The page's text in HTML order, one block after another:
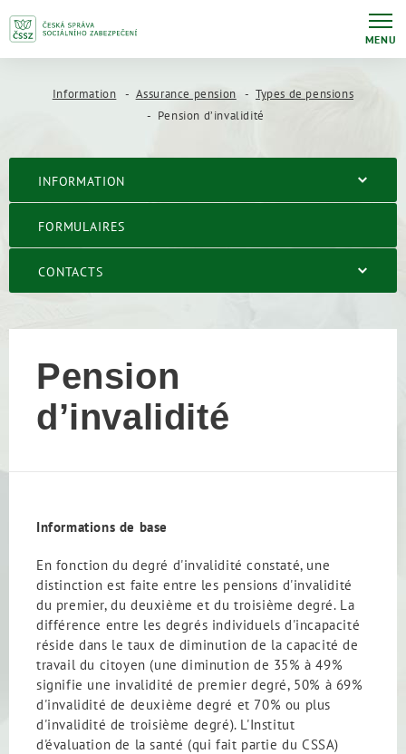
MENU
Information Assurance pension
Types de pensions
Pension d’invalidité
INFORMATION
FORMULAIRES
CONTACTS
Pension
d’invalidité
Informations de base
En fonction du degré d'invalidité constaté, une
distinction est faite entre les pensions d'invalidité
du premier, du deuxième et du troisième degré. La
différence entre les degrés individuels d'incapacité
réside dans le taux de diminution de la capacité de
travail du citoyen (une diminution de 35% à 49%
signifie une invalidité de premier degré, 50% à 69%
d'invalidité de deuxième degré et 70% ou plus
d'invalidité de troisième degré). L'Institut
d'évaluation de la santé (qui fait partie du CSSA)